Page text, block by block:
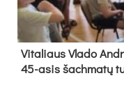
Vi­ta­liaus Vla­do
45-asis šach­ma­tų